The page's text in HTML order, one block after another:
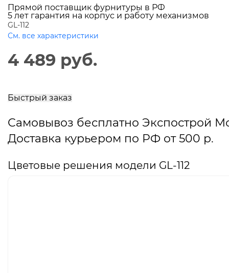
Прямой поставщик фурнитуры в РФ
5 лет гарантия на корпус и работу механизмов
GL-112
См. все характеристики
4 489 руб.
Быстрый заказ
Самовывоз бесплатно Экспострой
Доставка курьером по РФ от 500 р.
Цветовые решения модели GL-112